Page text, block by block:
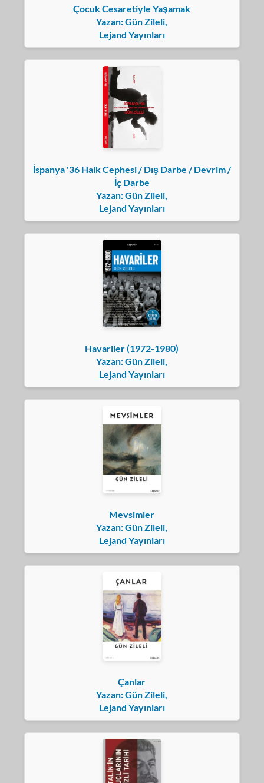
Çocuk Cesaretiyle Yaşamak
Yazan: Gün Zileli,
Lejand Yayınları
İspanya '36 Halk Cephesi / Dış Darbe / Devrim /
İç Darbe
Yazan: Gün Zileli,
Lejand Yayınları
Havariler (1972-1980)
Yazan: Gün Zileli,
Lejand Yayınları
Mevsimler
Yazan: Gün Zileli,
Lejand Yayınları
Çanlar
Yazan: Gün Zileli,
Lejand Yayınları